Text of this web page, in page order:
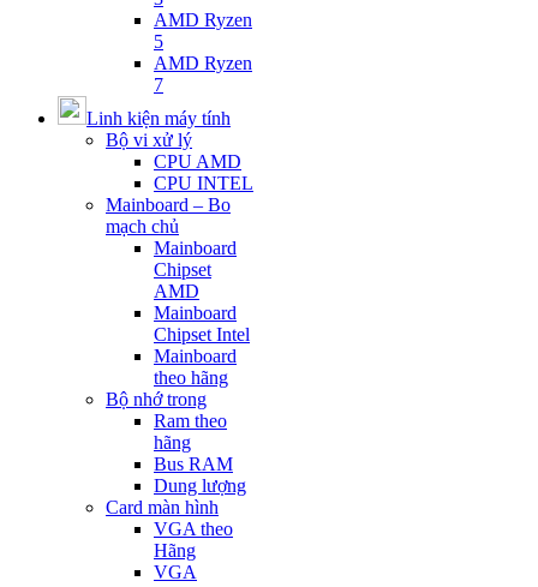
AMD Ryzen
5
AMD Ryzen
7
Linh kiện máy tính
Bộ vi xử lý
CPU AMD
CPU INTEL
Mainboard – Bo
mạch chủ
Mainboard
Chipset
AMD
Mainboard
Chipset Intel
Mainboard
theo hãng
Bộ nhớ trong
Ram theo
hãng
Bus RAM
Dung lượng
Card màn hình
VGA theo
Hãng
VGA